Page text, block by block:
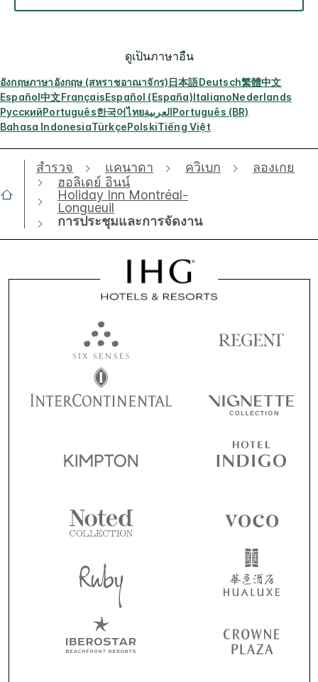
ดูเป็นภาษาอื่น
อังกฤษภาษาอังกฤษ (สหราชอาณาจักร)日本語Deutsch繁體中文
Español中文FrançaisEspañol (España)ItalianoNederlands
РусскийPortuguês한국어ไทยالعربيةPortuguês (BR)
Bahasa IndonesiaTürkçePolskiTiếng Việt
สำรวจ แคนาดา ควิเบก
ลองเกย
ฮอลิเดย์ อินน์
Holiday Inn Montréal-
Longueuil
การประชุมและการจัดงาน